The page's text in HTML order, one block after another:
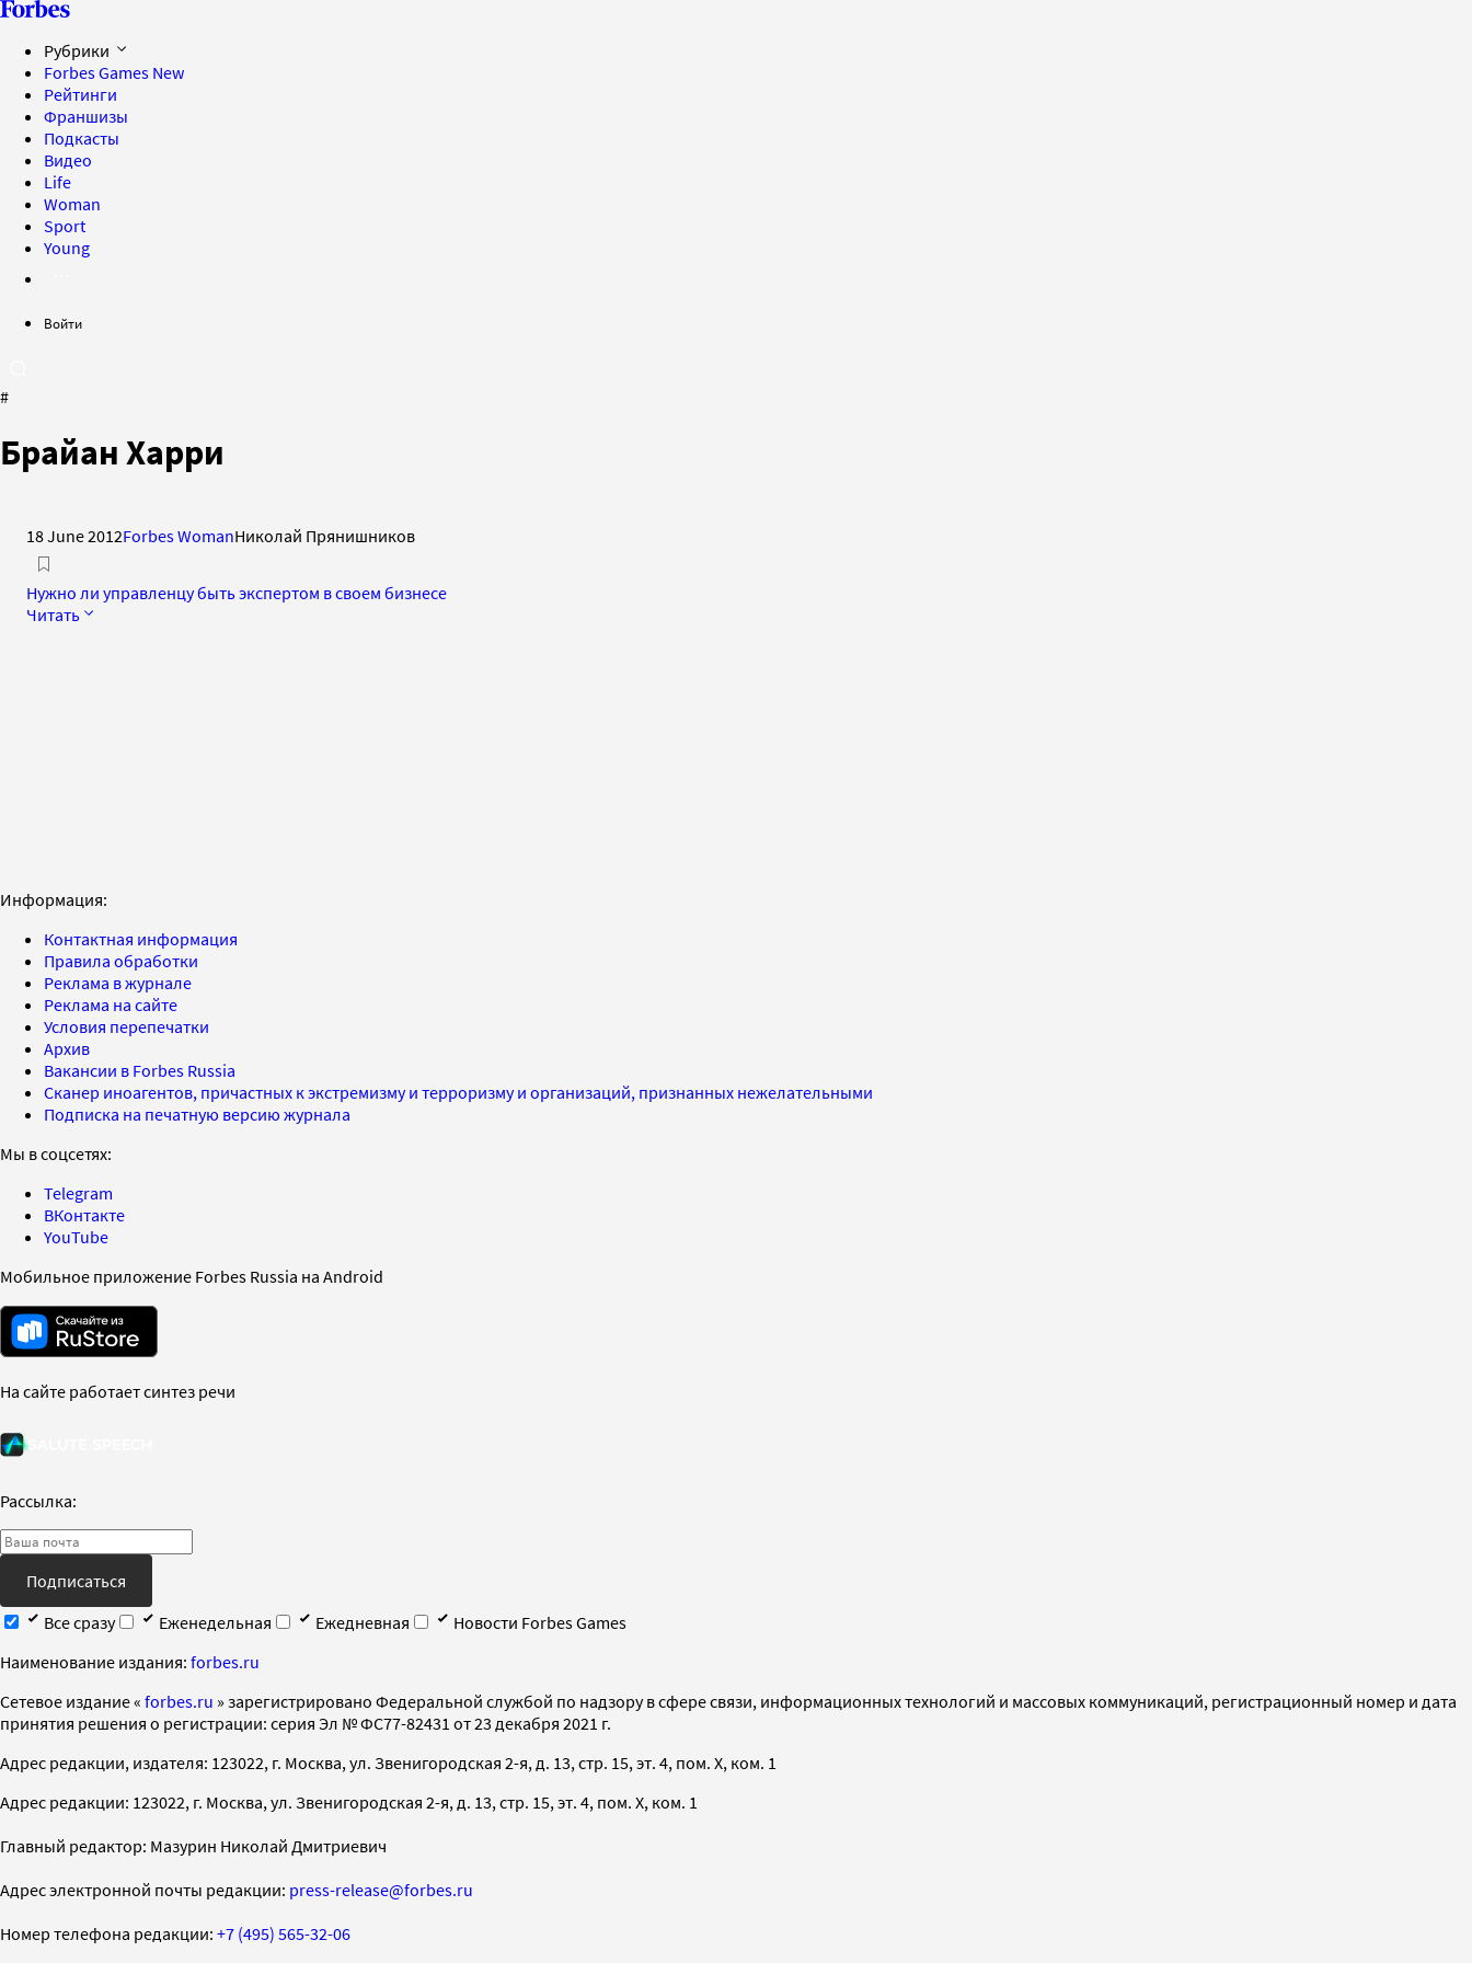
Рубрики
Forbes Games New
Рейтинги
Франшизы
Подкасты
Видео
Life
Woman
Sport
Young
Войти
#
Брайан Харри
18 June 2012Forbes WomanНиколай Прянишников
Нужно ли управленцу быть экспертом в своем бизнесе
Читать
Информация:
Контактная информация
Правила обработки
Реклама в журнале
Реклама на сайте
Условия перепечатки
Архив
Вакансии в Forbes Russia
Сканер иноагентов, причастных к экстремизму и терроризму и организаций, признанных нежелательными
Подписка на печатную версию журнала
Мы в соцсетях:
Telegram
ВКонтакте
YouTube
Мобильное приложение Forbes Russia на Android
На сайте работает синтез речи
Рассылка:
Подписаться
Все сразу
Еженедельная Ежедневная
Новости Forbes Games
Наименование издания: forbes.ru
Cетевое издание « forbes.ru » зарегистрировано Федеральной службой по надзору в сфере связи, информационных технологий и массовых коммуникаций, регистрационный номер и дата
принятия решения о регистрации: серия Эл № ФС77-82431 от 23 декабря 2021 г.
Адрес редакции, издателя: 123022, г. Москва, ул. Звенигородская 2-я, д. 13, стр. 15, эт. 4, пом. X, ком. 1
Адрес редакции: 123022, г. Москва, ул. Звенигородская 2-я, д. 13, стр. 15, эт. 4, пом. X, ком. 1
Главный редактор: Мазурин Николай Дмитриевич
Адрес электронной почты редакции: press-release@forbes.ru
Номер телефона редакции: +7 (495) 565-32-06